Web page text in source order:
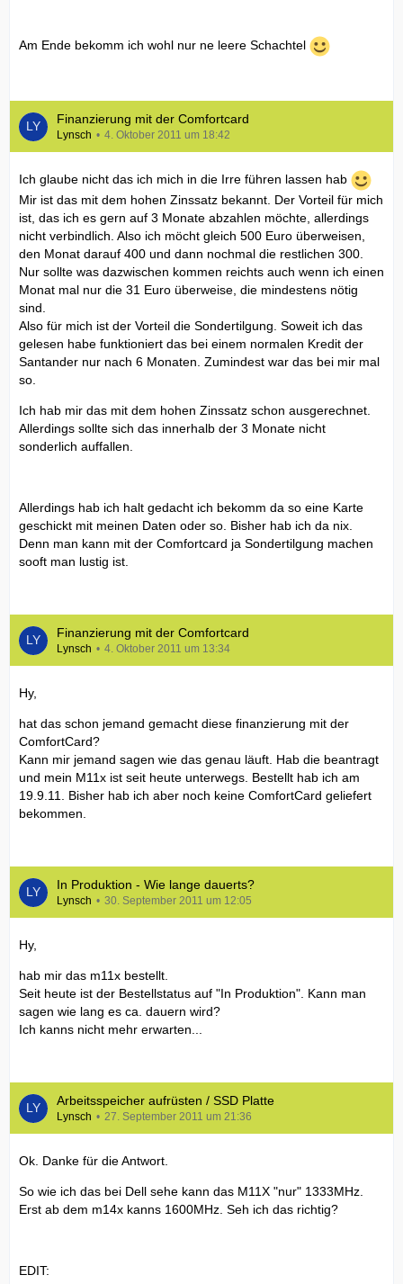
Am Ende bekomm ich wohl nur ne leere Schachtel
Finanzierung mit der Comfortcard
Lynsch 4. Oktober 2011 um 18:42
Ich glaube nicht das ich mich in die Irre führen lassen hab
Mir ist das mit dem hohen Zinssatz bekannt. Der Vorteil für mich
ist, das ich es gern auf 3 Monate abzahlen möchte, allerdings
nicht verbindlich. Also ich möcht gleich 500 Euro überweisen,
den Monat darauf 400 und dann nochmal die restlichen 300.
Nur sollte was dazwischen kommen reichts auch wenn ich einen
Monat mal nur die 31 Euro überweise, die mindestens nötig
sind.
Also für mich ist der Vorteil die Sondertilgung. Soweit ich das
gelesen habe funktioniert das bei einem normalen Kredit der
Santander nur nach 6 Monaten. Zumindest war das bei mir mal
so.
Ich hab mir das mit dem hohen Zinssatz schon ausgerechnet.
Allerdings sollte sich das innerhalb der 3 Monate nicht
sonderlich auffallen.
Allerdings hab ich halt gedacht ich bekomm da so eine Karte
geschickt mit meinen Daten oder so. Bisher hab ich da nix.
Denn man kann mit der Comfortcard ja Sondertilgung machen
sooft man lustig ist.
Finanzierung mit der Comfortcard
Lynsch 4. Oktober 2011 um 13:34
Hy,
hat das schon jemand gemacht diese finanzierung mit der
ComfortCard?
Kann mir jemand sagen wie das genau läuft. Hab die beantragt
und mein M11x ist seit heute unterwegs. Bestellt hab ich am
19.9.11. Bisher hab ich aber noch keine ComfortCard geliefert
bekommen.
In Produktion - Wie lange dauerts?
Lynsch 30. September 2011 um 12:05
Hy,
hab mir das m11x bestellt.
Seit heute ist der Bestellstatus auf "In Produktion". Kann man
sagen wie lang es ca. dauern wird?
Ich kanns nicht mehr erwarten...
Arbeitsspeicher aufrüsten / SSD Platte
Lynsch 27. September 2011 um 21:36
Ok. Danke für die Antwort.
So wie ich das bei Dell sehe kann das M11X "nur" 1333MHz.
Erst ab dem m14x kanns 1600MHz. Seh ich das richtig?
EDIT: